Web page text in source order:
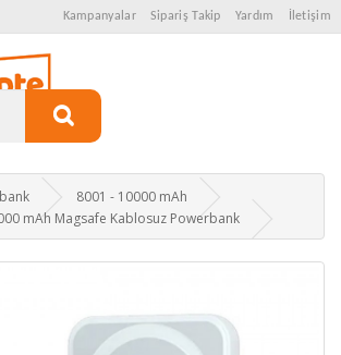
Kampanyalar Sipariş Takip Yardım İletişim
8001 - 10000 mAh
mAh Magsafe Kablosuz Powerbank